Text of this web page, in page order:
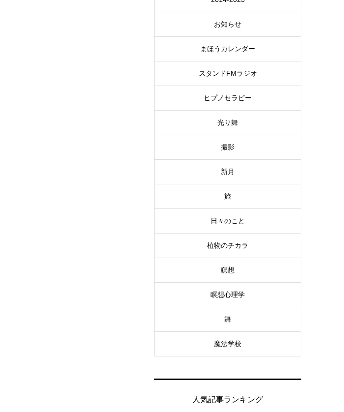
お知らせ
まほうカレンダー
スタンドFMラジオ
ヒプノセラピー
光り舞
撮影
新月
旅
日々のこと
植物のチカラ
瞑想
瞑想心理学
舞
魔法学校
人気記事ランキング